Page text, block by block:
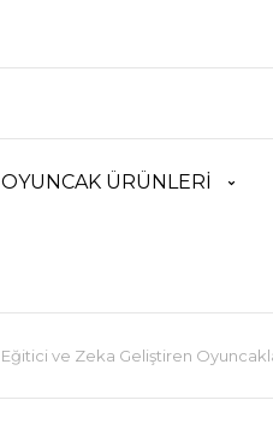
OYUNCAK ÜRÜNLERİ
Eğitici ve Zeka Geliştiren